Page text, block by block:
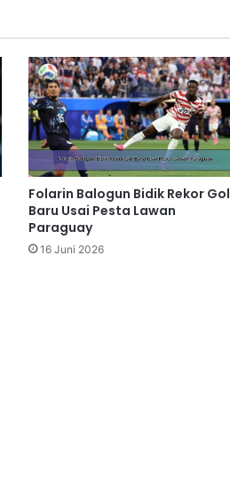
Folarin Balogun Bidik Rekor Gol
Baru Usai Pesta Lawan
Paraguay
16 Juni 2026